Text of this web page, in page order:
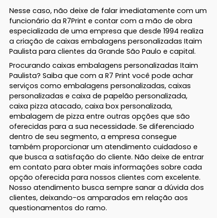
Nesse caso, não deixe de falar imediatamente com um
funcionário da R7Print e contar com a mão de obra
especializada de uma empresa que desde 1994 realiza
a criação de caixas embalagens personalizadas Itaim
Paulista para clientes da Grande São Paulo e capital.
Procurando caixas embalagens personalizadas Itaim
Paulista? Saiba que com a R7 Print você pode achar
serviços como embalagens personalizadas, caixas
personalizadas e caixa de papelão personalizada,
caixa pizza atacado, caixa box personalizada,
embalagem de pizza entre outras opções que são
oferecidas para a sua necessidade. Se diferenciado
dentro de seu segmento, a empresa consegue
também proporcionar um atendimento cuidadoso e
que busca a satisfação do cliente. Não deixe de entrar
em contato para obter mais informações sobre cada
opção oferecida para nossos clientes com excelente.
Nosso atendimento busca sempre sanar a dúvida dos
clientes, deixando-os amparados em relação aos
questionamentos do ramo.